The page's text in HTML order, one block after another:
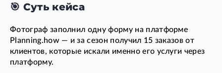
🎯 Суть кейса
Фотограф заполнил одну форму на платформе
Planning.how — и за сезон получил 15 заказов от
клиентов, которые искали именно его услуги через
платформу.